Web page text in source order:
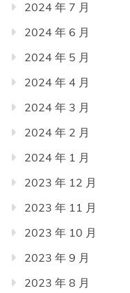
2024 年 7 月
2024 年 6 月
2024 年 5 月
2024 年 4 月
2024 年 3 月
2024 年 2 月
2024 年 1 月
2023 年 12 月
2023 年 11 月
2023 年 10 月
2023 年 9 月
2023 年 8 月